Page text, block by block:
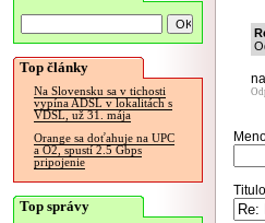
Top články
Na Slovensku sa v tichosti
vypína ADSL v lokalitách s
VDSL, už 31. mája
Orange sa doťahuje na UPC
a O2, spustí 2.5 Gbps
pripojenie
Top správy